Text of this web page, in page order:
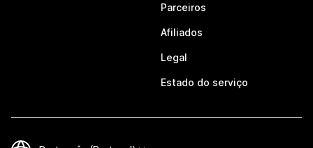
Parceiros
Afiliados
Legal
Estado do serviço